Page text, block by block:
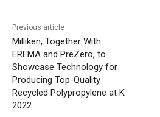
Previous article
Milliken, Together With
EREMA and PreZero, to
Showcase Technology for
Producing Top-Quality
Recycled Polypropylene at K
2022